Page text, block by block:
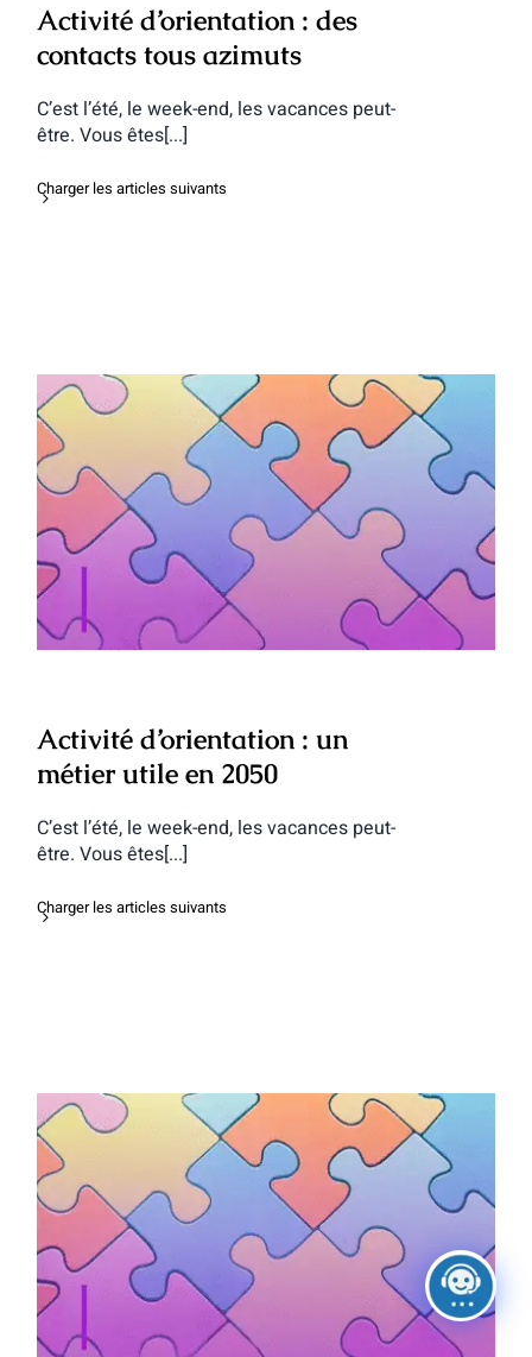
Activité d’orientation : des
contacts tous azimuts
C’est l’été, le week-end, les vacances peut-
être. Vous êtes[...]
Charger les articles suivants
Activité d’orientation : un métier utile en
2050
Activité d’orientation : un
métier utile en 2050
C’est l’été, le week-end, les vacances peut-
être. Vous êtes[...]
Charger les articles suivants
Activité d’orientation : mes freins